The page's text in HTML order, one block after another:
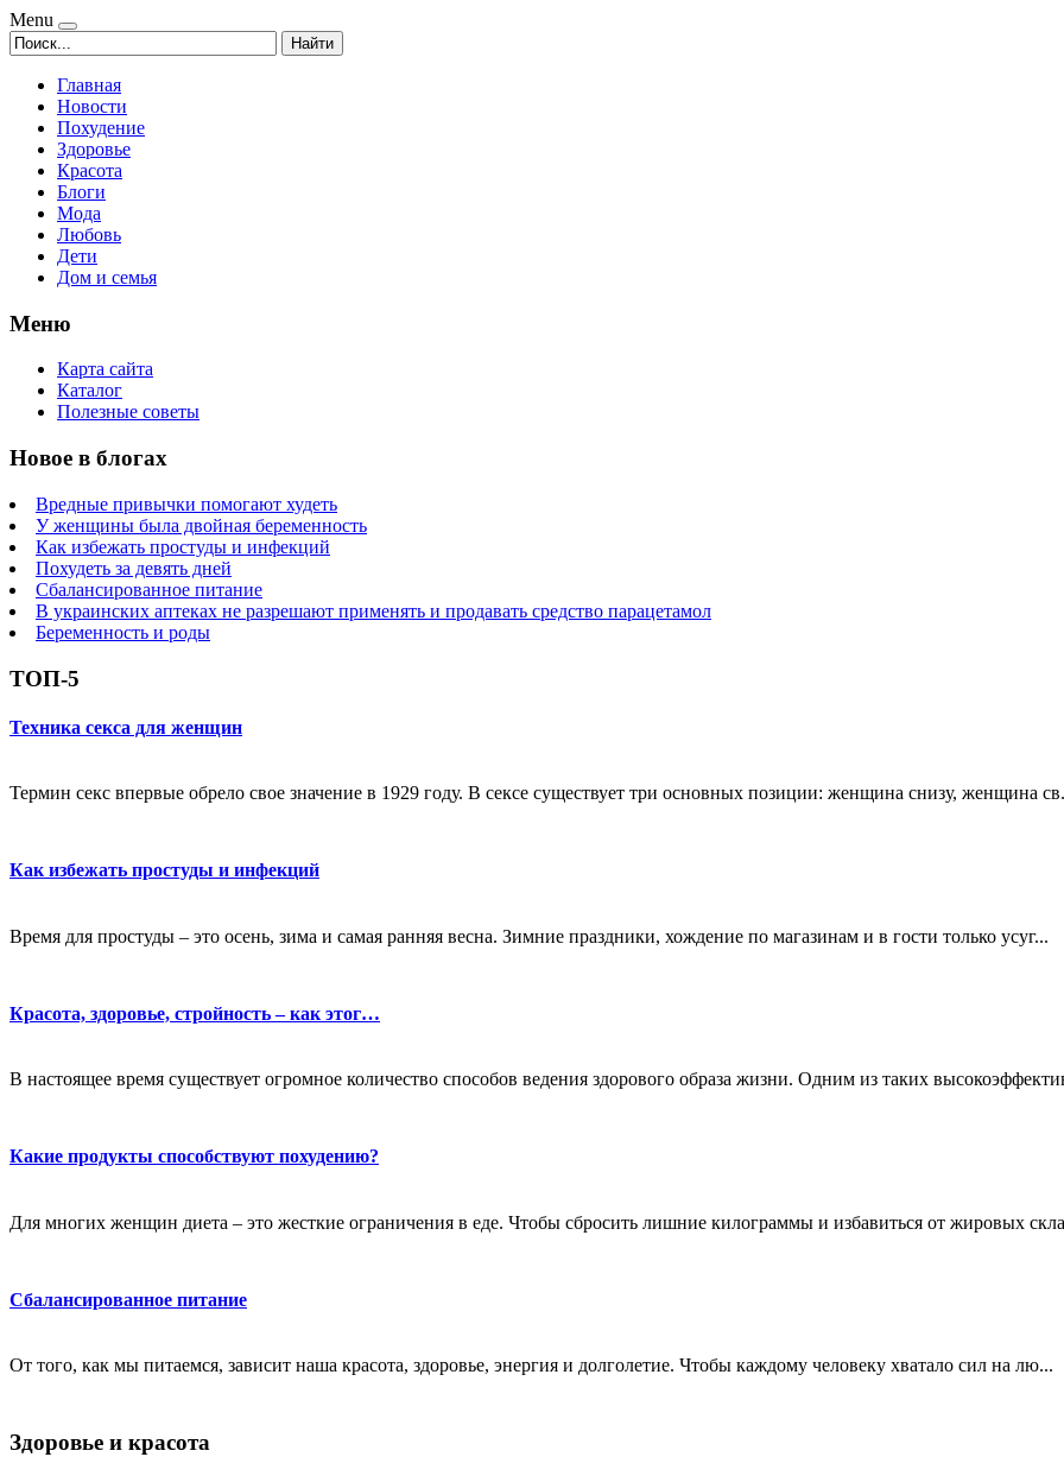
Menu
Найти
Главная
Новости
Похудение
Здоровье
Красота
Блоги
Мода
Любовь
Дети
Дом и семья
Меню
Карта сайта
Каталог
Полезные советы
Новое в блогах
Вредные привычки помогают худеть
У женщины была двойная беременность
Как избежать простуды и инфекций
Похудеть за девять дней
Сбалансированное питание
В украинских аптеках не разрешают применять и продавать средство парацетамол
Беременность и роды
ТОП-5
Техника секса для женщин
Термин секс впервые обрело свое значение в 1929 году. В сексе существует три основных позиции: женщина снизу, женщина
Как избежать простуды и инфекций
Время для простуды – это осень, зима и самая ранняя весна. Зимние праздники, хождение по магазинам и в гости только усуг...
Красота, здоровье, стройность – как этог…
В настоящее время существует огромное количество способов ведения здорового образа жизни. Одним из таких
Какие продукты способствуют похудению?
Для многих женщин диета – это жесткие ограничения в еде. Чтобы сбросить лишние килограммы и избавиться от жировых
Сбалансированное питание
От того, как мы питаемся, зависит наша красота, здоровье, энергия и долголетие. Чтобы каждому человеку хватало сил на лю...
Здоровье и красота